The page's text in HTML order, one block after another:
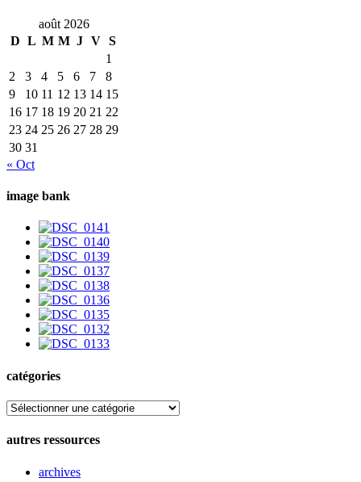
août 2026
D L M M J V S
1
2
3 4 5 6 7
8
9
10 11 12 13 14 15
16 17 18 19 20 21 22
23 24 25 26 27 28 29
30 31
« Oct
image bank
catégories
catégories
autres ressources
archives